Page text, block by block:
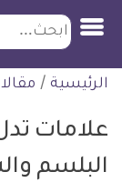
التخطي
للمحتوى
ابحث
الرئيسية /
علامات
البلسم